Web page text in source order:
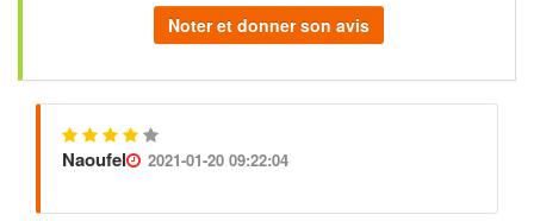
Noter et donner son avis
Naoufel 2021-01-20 09:22:04